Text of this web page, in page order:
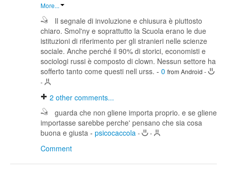
More...
Il segnale di involuzione e chiusura è piuttosto
chiaro. Smol'ny e soprattutto la Scuola erano le due
istituzioni di riferimento per gli stranieri nelle scienze
sociale. Anche perché il 90% di storici, economisti e
sociologi russi è composto di clown. Nessun settore ha
sofferto tanto come questi nell urss. - 0 from Android -
-
2 other comments...
guarda che non gliene importa proprio. e se gliene
importasse sarebbe perche' pensano che sia cosa
buona e giusta - psicocaccola - -
Comment